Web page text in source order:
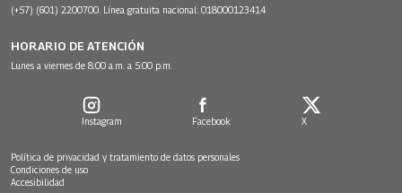
(+57) (601) 2200700. Línea gratuita nacional: 018000123414
HORARIO DE ATENCIÓN
Lunes a viernes de 8:00 a.m. a 5:00 p.m.
Instagram Facebook X
Política de privacidad y tratamiento de datos personales
Condiciones de uso
Accesibilidad